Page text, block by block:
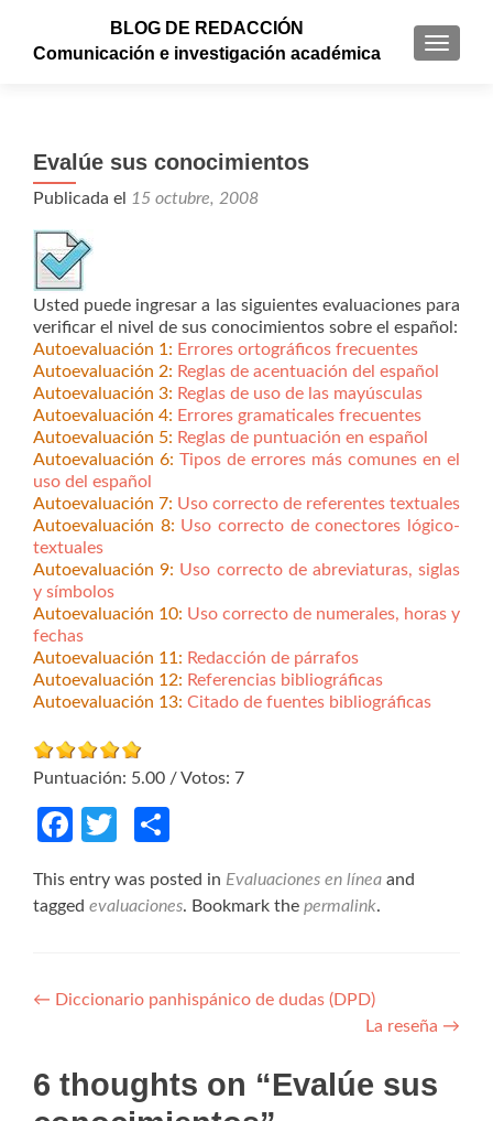
BLOG DE REDACCIÓN
Comunicación e investigación académica
Evalúe sus conocimientos
Publicada el 15 octubre, 2008
Usted puede ingresar a las siguientes evaluaciones para
verificar el nivel de sus conocimientos sobre el español:
Autoevaluación 1: Errores ortográficos frecuentes
Autoevaluación 2: Reglas de acentuación del español
Autoevaluación 3: Reglas de uso de las mayúsculas
Autoevaluación 4: Errores gramaticales frecuentes
Autoevaluación 5: Reglas de puntuación en español
Autoevaluación 6: Tipos de errores más comunes en el
uso del español
Autoevaluación 7: Uso correcto de referentes textuales
Autoevaluación 8: Uso correcto de conectores lógico-
textuales
Autoevaluación 9: Uso correcto de abreviaturas, siglas
y símbolos
Autoevaluación 10: Uso correcto de numerales, horas y
fechas
Autoevaluación 11: Redacción de párrafos
Autoevaluación 12: Referencias bibliográficas
Autoevaluación 13: Citado de fuentes bibliográficas
Puntuación: 5.00 / Votos: 7
Facebook
Twitter
This entry was posted in Evaluaciones en línea and
tagged evaluaciones. Bookmark the permalink.
Navegación de entradas
← Diccionario panhispánico de dudas (DPD)
La reseña →
6 thoughts on “Evalúe sus